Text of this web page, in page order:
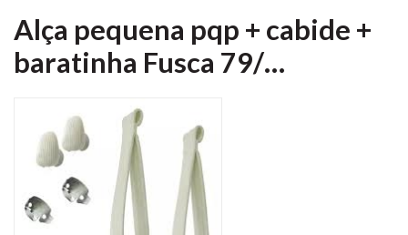
Alça pequena pqp + cabide +
baratinha Fusca 79/…